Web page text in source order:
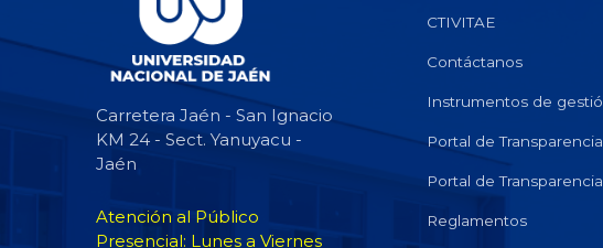
Carretera Jaén - San Ignacio
KM 24 - Sect. Yanuyacu -
Jaén
Atención al Público
Presencial: Lunes a Viernes
CTIVITAE
Contáctanos
Instrumentos de
Portal de Transparencia
Portal de
Reglamentos